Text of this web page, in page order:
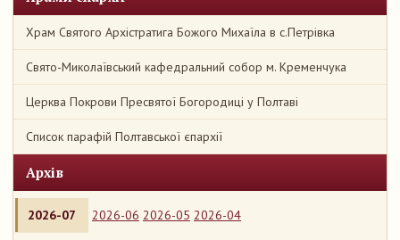
Храм Святого Архістратига Божого Михаїла в с.Петрівка
Свято-Миколаївський кафедральний собор м. Кременчука
Церква Покрови Пресвятої Богородиці у Полтаві
Список парафій Полтавської єпархії
Архів
2026-07 2026-06 2026-05 2026-04